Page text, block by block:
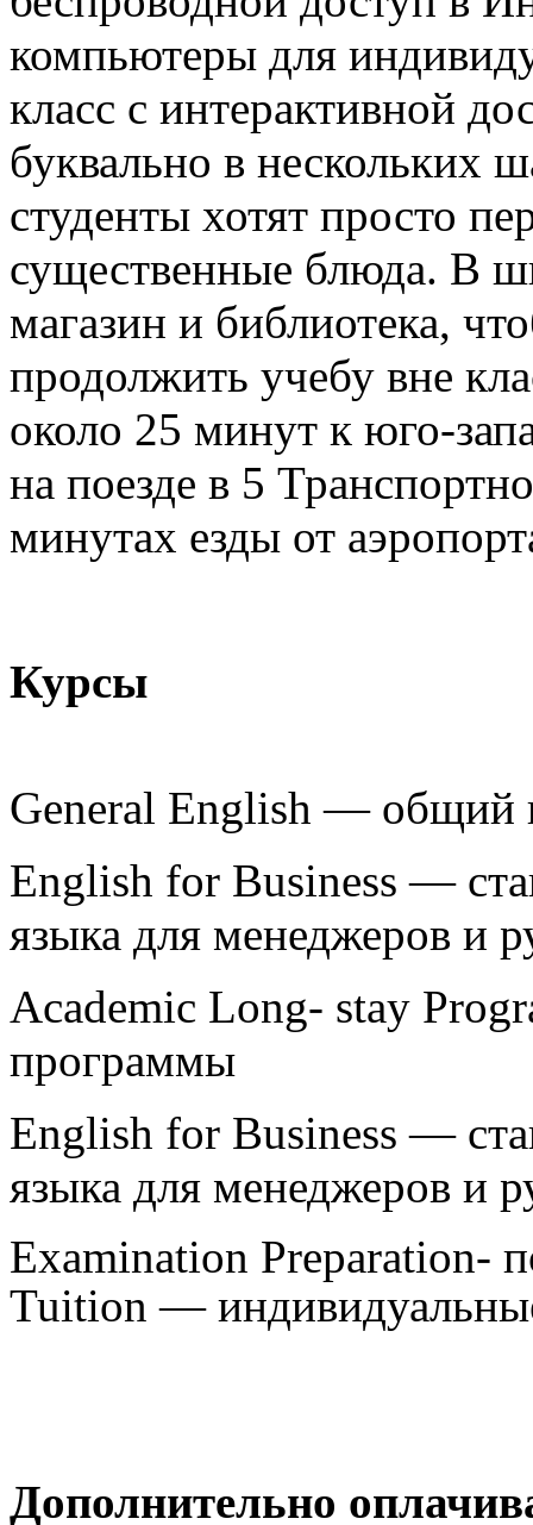
компьютеры для
класс с интерактивной
буквально в нескольких
студенты хотят просто
существенные блюда. В
магазин и библиотека,
продолжить учебу вне
около 25 минут к юго-
на поезде в 5
минутах езды от
Курсы
General English — общий
English for Business —
языка для менеджеров и
Academic Long- stay
программы
English for Business —
языка для менеджеров и
Examination Preparation-
Tuition —
Дополнительно